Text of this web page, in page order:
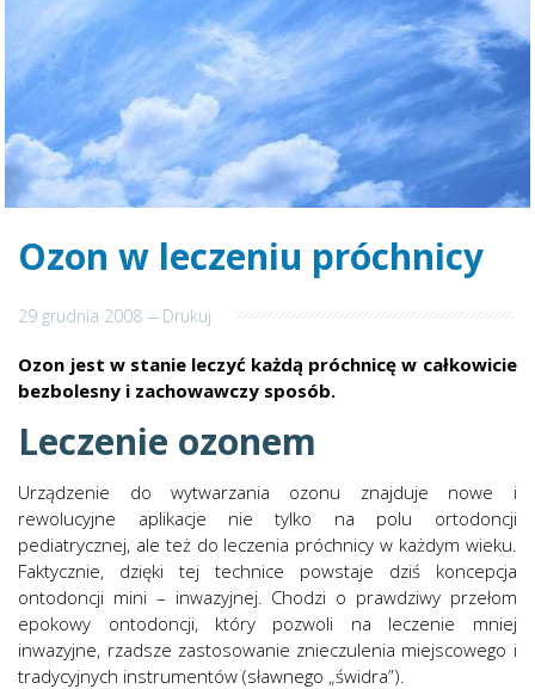
Ozon w leczeniu próchnicy
29 grudnia 2008--- Drukuj
Ozon jest w stanie leczyć każdą próchnicę w całkowicie
bezbolesny i zachowawczy sposób.
Leczenie ozonem
Urządzenie do wytwarzania ozonu znajduje nowe i
rewolucyjne aplikacje nie tylko na polu ortodoncji
pediatrycznej, ale też do leczenia próchnicy w każdym wieku.
Faktycznie, dzięki tej technice powstaje dziś koncepcja
ontodoncji mini – inwazyjnej. Chodzi o prawdziwy przełom
epokowy ontodoncji, który pozwoli na leczenie mniej
inwazyjne, rzadsze zastosowanie znieczulenia miejscowego i
tradycyjnych instrumentów (sławnego „świdra”).